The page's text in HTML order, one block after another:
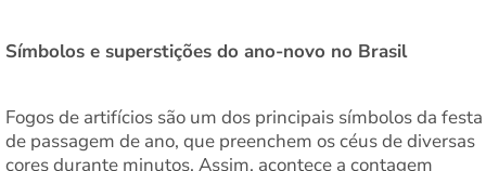
Símbolos e superstições do ano-novo no Brasil
Fogos de artifícios são um dos principais símbolos da festa
de passagem de ano, que preenchem os céus de diversas
cores durante minutos. Assim, acontece a contagem